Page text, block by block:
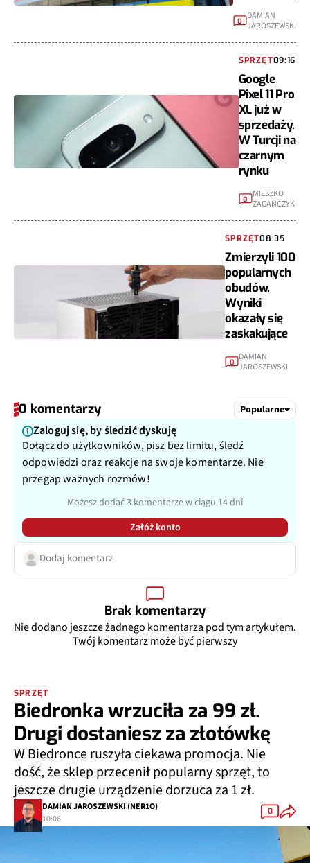
0 DAMIAN
JAROSZEWSKI
SPRZĘT09:16
Google
Pixel 11 Pro
XL już w
sprzedaży.
W Turcji na
czarnym
rynku
0 MIESZKO
ZAGAŃCZYK
SPRZĘT08:35
Zmierzyli 100
popularnych
obudów.
Wyniki
okazały się
zaskakujące
0 DAMIAN
JAROSZEWSKI
0 komentarzy Popularne
Zaloguj się, by śledzić dyskuję
Dołącz do użytkowników, pisz bez limitu, śledź
odpowiedzi oraz reakcje na swoje komentarze. Nie
przegap ważnych rozmów!
Możesz dodać 3 komentarze w ciągu 14 dni
Załóż konto
Dodaj komentarz
Brak komentarzy
Nie dodano jeszcze żadnego komentarza pod tym artykułem.
Twój komentarz może być pierwszy
SPRZĘT
Biedronka wrzuciła za 99 zł.
Drugi dostaniesz za złotówkę
W Biedronce ruszyła ciekawa promocja. Nie
dość, że sklep przecenił popularny sprzęt, to
jeszcze drugie urządzenie dorzuca za 1 zł.
DAMIAN JAROSZEWSKI (NER1O)
10:06
0